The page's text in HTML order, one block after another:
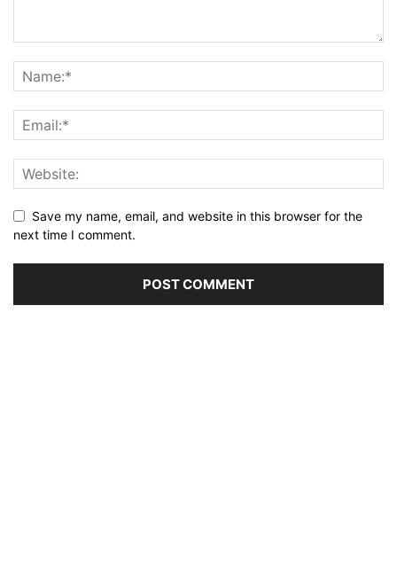
Save my name, email, and website in this browser for the
next time I comment.